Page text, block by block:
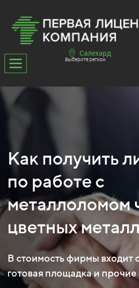
Салехард
Выберите регион
Как получить
по работе с
металлоломом
цветных
В стоимость фирмы входит
готовая площадка и прочие